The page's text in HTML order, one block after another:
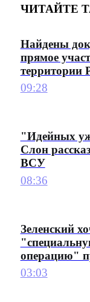
ЧИТАЙТЕ
Найдены
прямое
территории
09:28
"Идейных
Слон
ВСУ
08:36
Зеленский
операцию"
03:03